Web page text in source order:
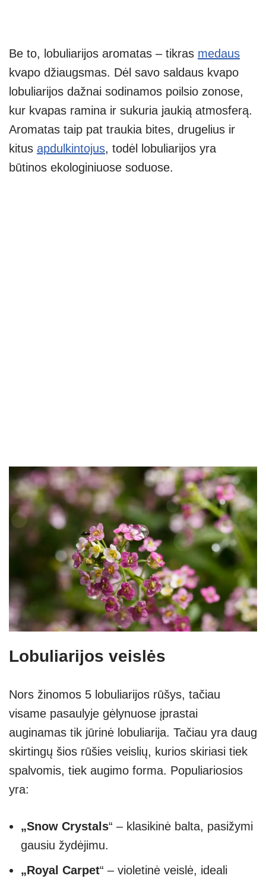
Be to, lobuliarijos aromatas – tikras medaus
kvapo džiaugsmas. Dėl savo saldaus kvapo
lobuliarijos dažnai sodinamos poilsio zonose,
kur kvapas ramina ir sukuria jaukią atmosferą.
Aromatas taip pat traukia bites, drugelius ir
kitus apdulkintojus, todėl lobuliarijos yra
būtinos ekologiniuose soduose.
Lobuliarijos veislės
Nors žinomos 5 lobuliarijos rūšys, tačiau
visame pasaulyje gėlynuose įprastai
auginamas tik jūrinė lobuliarija. Tačiau yra daug
skirtingų šios rūšies veislių, kurios skiriasi tiek
spalvomis, tiek augimo forma. Populiariosios
yra:
„Snow Crystals“ – klasikinė balta, pasižymi
gausiu žydėjimu.
„Royal Carpet“ – violetinė veislė, ideali